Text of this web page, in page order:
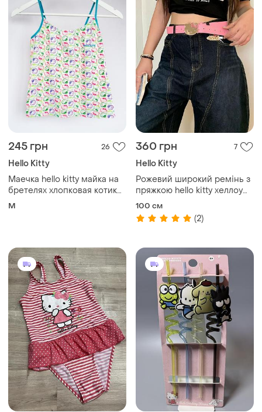
245 грн 26
Hello Kitty
Маечка hello kitty майка на
бретелях хлопковая котики
котята яркие неоновые
M
360 грн 7
Hello Kitty
Рожевий широкий ремінь з
пряжкою hello kitty хеллоу
кітті, ремінь з штучної шкіри
та металевою пряжкою hello
kitty
100 см
(2)